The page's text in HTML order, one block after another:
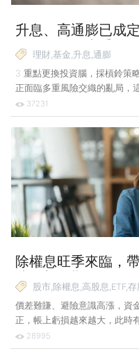
升息、高通膨已成
經理人曝３大重點
理財,基金,升息,通膨
3 重點更換投資腦，採槓鈴策
正面臨多重風險交織的亂局，
年，有 4 個大不同。 4 趨勢
治風險高 趨勢 1 超低通膨的
簡稱通膨）的原因很多，可追
供應鏈斷鏈引發供給端驅動通
景氣復甦等，引動美國房市價
（2022）年以來則有俄烏戰爭
膨。安聯四季成長組合基金經
37231
除權息旺季來臨，
達人想長期存股，
划算！
股市,除權息,高股息,ETF,
價差難賺、避險意識高漲，資
正，帳上虧損越來越大，此時
心，加上除權息旺季即將來臨
球股市大跌大漲或大跌小彈，
28995